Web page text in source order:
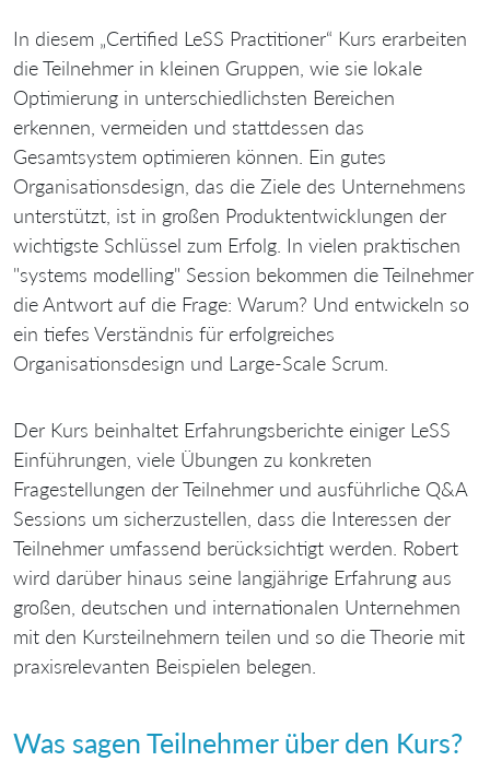
In diesem „Certified LeSS Practitioner“ Kurs erarbeiten
die Teilnehmer in kleinen Gruppen, wie sie lokale
Optimierung in unterschiedlichsten Bereichen
erkennen, vermeiden und stattdessen das
Gesamtsystem optimieren können. Ein gutes
Organisationsdesign, das die Ziele des Unternehmens
unterstützt, ist in großen Produktentwicklungen der
wichtigste Schlüssel zum Erfolg. In vielen praktischen
"systems modelling" Session bekommen die Teilnehmer
die Antwort auf die Frage: Warum? Und entwickeln so
ein tiefes Verständnis für erfolgreiches
Organisationsdesign und Large-Scale Scrum.
Der Kurs beinhaltet Erfahrungsberichte einiger LeSS
Einführungen, viele Übungen zu konkreten
Fragestellungen der Teilnehmer und ausführliche Q&A
Sessions um sicherzustellen, dass die Interessen der
Teilnehmer umfassend berücksichtigt werden. Robert
wird darüber hinaus seine langjährige Erfahrung aus
großen, deutschen und internationalen Unternehmen
mit den Kursteilnehmern teilen und so die Theorie mit
praxisrelevanten Beispielen belegen.
Was sagen Teilnehmer über den Kurs?